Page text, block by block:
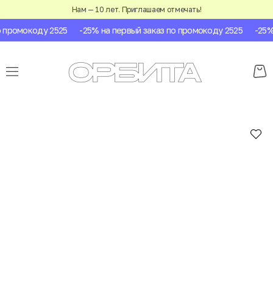
Нам — 10 лет. Приглашаем отмечать!
2525 -25% на первый заказ по промокоду 2525 -25%